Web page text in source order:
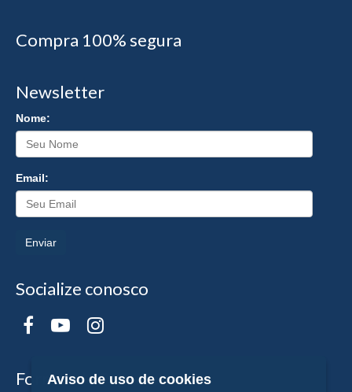
Compra 100% segura
Newsletter
Nome:
Email:
Enviar
Socialize conosco
Formas de Pagamento
Aviso de uso de cookies